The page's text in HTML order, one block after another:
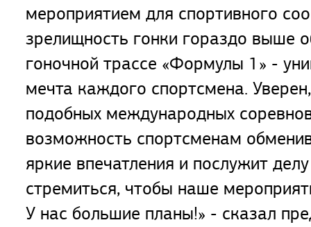
мероприятием для спортивного
зрелищность гонки гораздо выше
гоночной трассе «Формулы 1» -
мечта каждого спортсмена.
подобных международных
возможность спортсменам
яркие впечатления и послужит
стремиться, чтобы наше
У нас большие планы!» - сказал